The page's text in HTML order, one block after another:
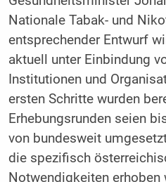
Nationale Tabak- und
entsprechender Entwurf
aktuell unter Einbindung
Institutionen und
ersten Schritte wurden
Erhebungsrunden seien
von bundesweit
die spezifisch
Notwendigkeiten erhoben